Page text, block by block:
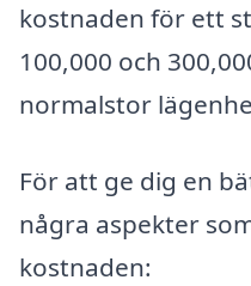
kostnaden för ett
100,000 och
normalstor
För att ge dig en
några aspekter
kostnaden: